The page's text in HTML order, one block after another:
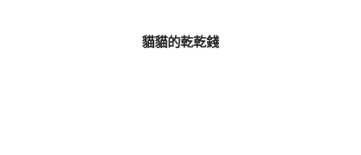
貓貓的乾乾錢